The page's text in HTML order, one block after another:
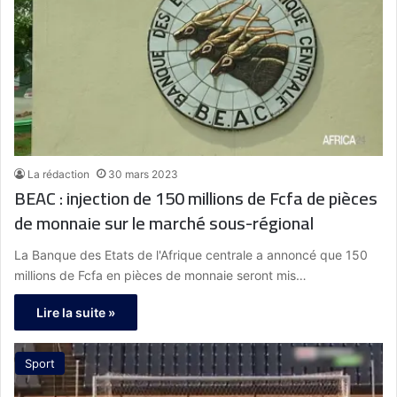
La rédaction 30 mars 2023
BEAC : injection de 150 millions de Fcfa de pièces
de monnaie sur le marché sous-régional
La Banque des Etats de l'Afrique centrale a annoncé que 150
millions de Fcfa en pièces de monnaie seront mis…
Lire la suite »
Sport